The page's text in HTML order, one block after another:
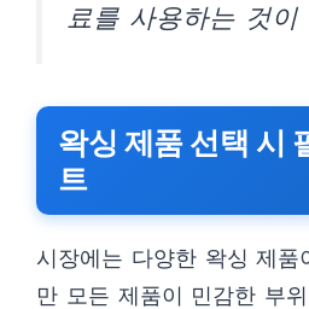
료를 사용하는 것이
왁싱 제품 선택 시
트
시장에는 다양한 왁싱 제품
만 모든 제품이 민감한 부